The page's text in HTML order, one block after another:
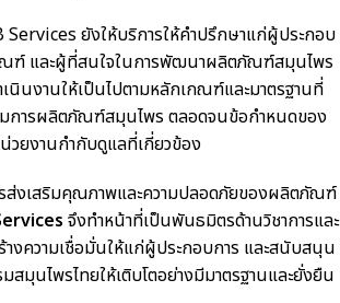
ยังให้บริการให้คำปรึกษาแก่ผู้ประกอบ
และผู้ที่สนใจในการพัฒนาผลิตภัณฑ์สมุนไพร
นินงานให้เป็นไปตามหลักเกณฑ์และมาตรฐานที่
การผลิตภัณฑ์สมุนไพร ตลอดจนข้อกำหนดของ
วยงานกำกับดูแลที่เกี่ยวข้อง
ส่งเสริมคุณภาพและความปลอดภัยของผลิตภัณฑ์
จึงทำหน้าที่เป็นพันธมิตรด้านวิชาการและ
งความเชื่อมั่นให้แก่ผู้ประกอบการ และสนับสนุน
มุนไพรไทยให้เติบโตอย่างมีมาตรฐานและยั่งยืน